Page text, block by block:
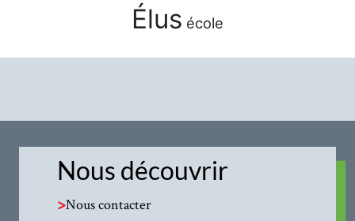
Élus école
Nous découvrir
>Nous contacter